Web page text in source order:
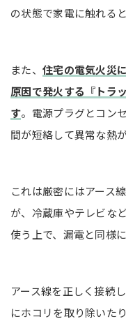
の状態で家電に触れる
また、 住宅の電気火災
原因で発火する『トラ
す。電源プラグとコン
間が短絡して異常な熱
これは厳密にはアース
が、冷蔵庫やテレビな
使う上で、漏電と同様
アース線を正しく接続
にホコリを取り除いた